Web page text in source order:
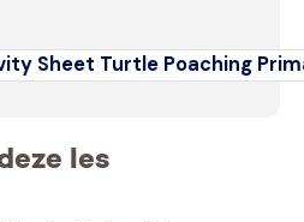
Sheet Turtle Poaching
les